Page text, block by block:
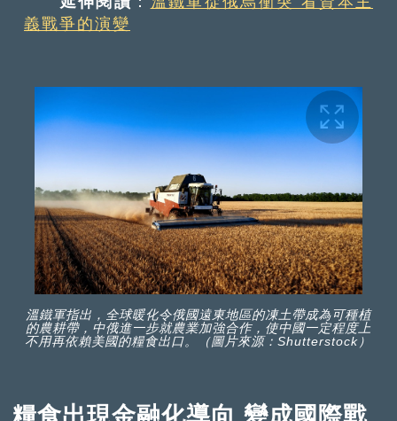
義戰爭的演變
溫鐵軍指出，全球暖化令俄國遠東地區的凍土帶成為可種植
的農耕帶，中俄進一步就農業加強合作，使中國一定程度上
不用再依賴美國的糧食出口。（圖片來源：Shutterstock）
糧食出現金融化導向 變成國際戰